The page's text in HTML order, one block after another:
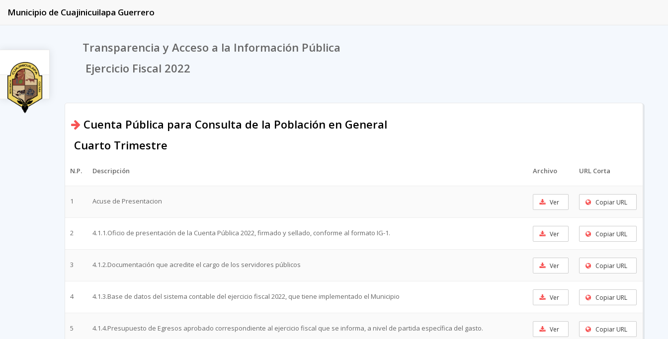
2022
Municipio de Cuajinicuilapa Guerrero
Transparencia y Acceso a la Información Pública
Ejercicio Fiscal 2022
Cuenta Pública para Consulta de la Población en General
Cuarto Trimestre
N.P. Descripción Archivo URL Corta
1 Acuse de Presentacion Ver Copiar URL
2 4.1.1.Oficio de presentación de la Cuenta Pública 2022, firmado y sellado, conforme al formato IG-1. Ver Copiar URL
3 4.1.2.Documentación que acredite el cargo de los servidores públicos Ver Copiar URL
4 4.1.3.Base de datos del sistema contable del ejercicio fiscal 2022, que tiene implementado el Municipio Ver Copiar URL
5 4.1.4.Presupuesto de Egresos aprobado correspondiente al ejercicio fiscal que se informa, a nivel de partida específica del gasto. Ver Copiar URL